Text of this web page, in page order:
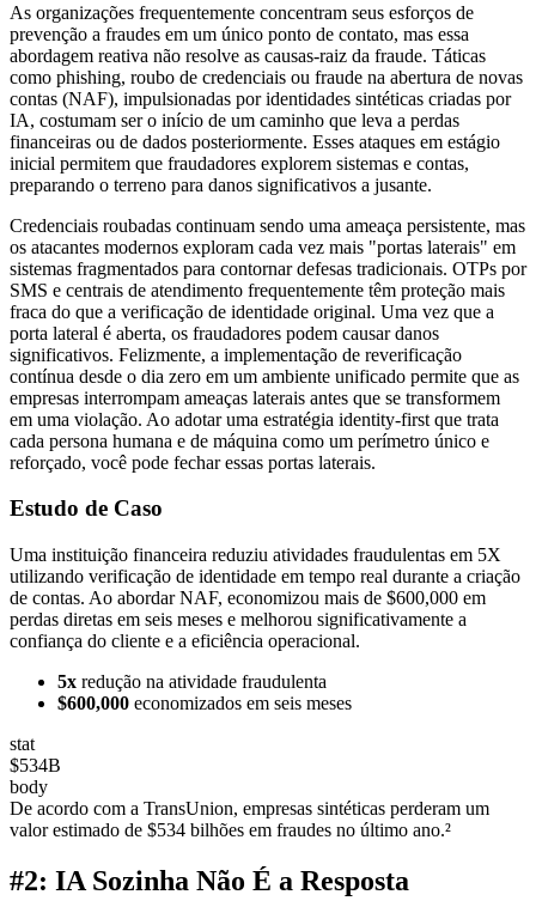
As organizações frequentemente concentram seus esforços de
prevenção a fraudes em um único ponto de contato, mas essa
abordagem reativa não resolve as causas-raiz da fraude. Táticas
como phishing, roubo de credenciais ou fraude na abertura de novas
contas (NAF), impulsionadas por identidades sintéticas criadas por
IA, costumam ser o início de um caminho que leva a perdas
financeiras ou de dados posteriormente. Esses ataques em estágio
inicial permitem que fraudadores explorem sistemas e contas,
preparando o terreno para danos significativos a jusante.
Credenciais roubadas continuam sendo uma ameaça persistente, mas
os atacantes modernos exploram cada vez mais "portas laterais" em
sistemas fragmentados para contornar defesas tradicionais. OTPs por
SMS e centrais de atendimento frequentemente têm proteção mais
fraca do que a verificação de identidade original. Uma vez que a
porta lateral é aberta, os fraudadores podem causar danos
significativos. Felizmente, a implementação de reverificação
contínua desde o dia zero em um ambiente unificado permite que as
empresas interrompam ameaças laterais antes que se transformem
em uma violação. Ao adotar uma estratégia identity-first que trata
cada persona humana e de máquina como um perímetro único e
reforçado, você pode fechar essas portas laterais.
Estudo de Caso
Uma instituição financeira reduziu atividades fraudulentas em 5X
utilizando verificação de identidade em tempo real durante a criação
de contas. Ao abordar NAF, economizou mais de $600,000 em
perdas diretas em seis meses e melhorou significativamente a
confiança do cliente e a eficiência operacional.
5x redução na atividade fraudulenta
$600,000 economizados em seis meses
stat
$534B
body
De acordo com a TransUnion, empresas sintéticas perderam um
valor estimado de $534 bilhões em fraudes no último ano.²
#2: IA Sozinha Não É a Resposta